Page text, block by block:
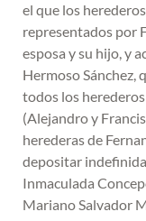
el que los
representados por
esposa y su hijo, y
Hermoso Sánchez,
todos los
(Alejandro y
herederas de
depositar
Inmaculada
Mariano Salvador